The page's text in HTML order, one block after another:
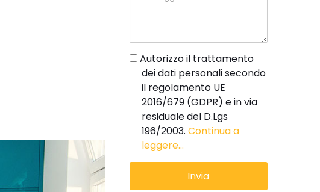
gdpr
Autorizzo il trattamento
dei dati personali secondo
il regolamento UE
2016/679 (GDPR) e in via
residuale del D.Lgs
196/2003. Continua a
leggere...